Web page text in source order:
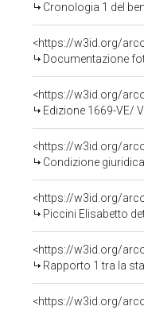
Cronologia 1 del
Documentazione
<https://w3id.org/
Edizione 1669-VE/
Condizione
<https://w3id.org/
Piccini Elisabetto
<https://w3id.org/
Rapporto 1 tra la
<https://w3id.org/